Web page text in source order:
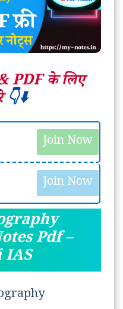
PDF के लिए
👇⬇️
Join Now
Join Now
Pdf –